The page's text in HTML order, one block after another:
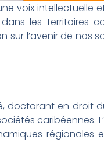
voix
les territoires
l’avenir de nos
doctorant en droit
caribéennes.
régionales